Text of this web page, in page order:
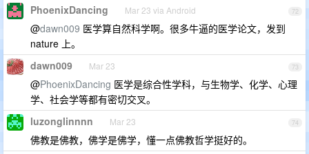
72
PhoenixDancing Mar 23 via Android
@dawn009 医学算自然科学啊。很多牛逼的医学论文，发到
nature 上。
73
dawn009 Mar 23
@PhoenixDancing 医学是综合性学科，与生物学、化学、心理
学、社会学等都有密切交叉。
74
luzonglinnnn Mar 23
佛教是佛教，佛学是佛学，懂一点佛教哲学挺好的。